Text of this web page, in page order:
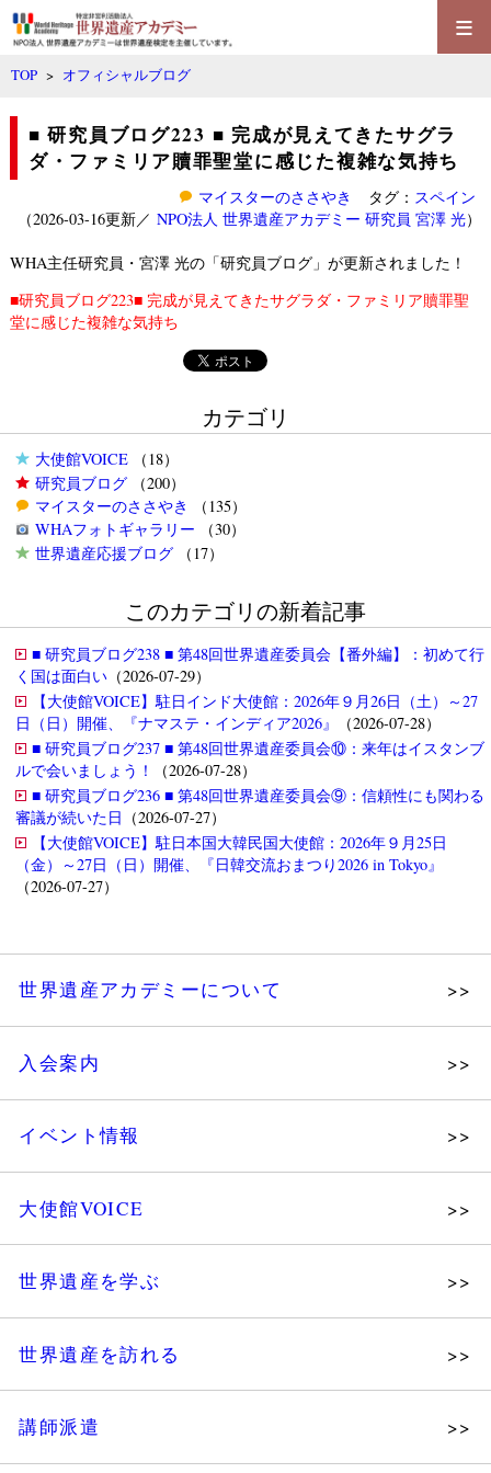
≡
TOP > オフィシャルブログ
■ 研究員ブログ223 ■ 完成が見えてきたサグラ
ダ・ファミリア贖罪聖堂に感じた複雑な気持ち
マイスターのささやき タグ： スペイン
（2026-03-16更新／ NPO法人 世界遺産アカデミー 研究員 宮澤 光）
WHA主任研究員・宮澤 光の「研究員ブログ」が更新されました！
■研究員ブログ223■ 完成が見えてきたサグラダ・ファミリア贖罪聖
堂に感じた複雑な気持ち
カテゴリ
大使館VOICE（18）
研究員ブログ（200）
マイスターのささやき
（135）
WHAフォトギャラリー （30）
世界遺産応援ブログ（17）
このカテゴリの新着記事
■ 研究員ブログ238 ■ 第48回世界遺産委員会【番外編】：初めて行
く国は面白い（2026-07-29）
【大使館VOICE】駐日インド大使館：2026年９月26日（土）～27
日（日）開催、『ナマステ・インディア2026』
（2026-07-28）
■ 研究員ブログ237 ■ 第48回世界遺産委員会⑩：来年はイスタンブ
ルで会いましょう！
（2026-07-28）
■ 研究員ブログ236 ■ 第48回世界遺産委員会⑨：信頼性にも関わる
審議が続いた日 （2026-07-27）
【大使館VOICE】駐日本国大韓民国大使館：2026年９月25日
（金）～27日（日）開催、『日韓交流おまつり2026 in Tokyo』
（2026-07-27）
世界遺産アカデミーについて
組織図・役員
法人会員・協賛団体／公認団体
入会案内
イベント情報
展示会
ツアー情報
大使館VOICE
世界遺産を学ぶ
世界遺産を訪れる
講師派遣